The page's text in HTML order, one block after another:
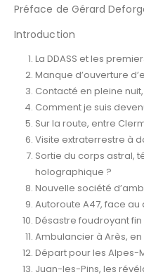
Préface de Gérard
Introduction
La DDASS et les
Manque d’ouverture
Contacté en pleine nuit,
Comment je suis
Sur la route, entre
Visite extraterrestre à
Sortie du corps astral,
holographique ?
Nouvelle société
Autoroute A47, face au
Désastre foudroyant fin
Ambulancier à Arès,
Départ pour les Alpes-
Juan-les-Pins, les